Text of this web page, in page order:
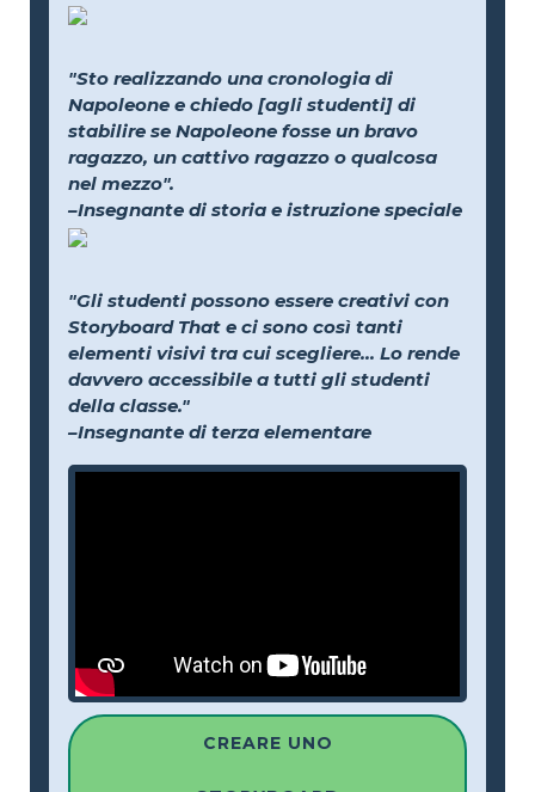
"Sto realizzando una cronologia di
Napoleone e chiedo [agli studenti] di
stabilire se Napoleone fosse un bravo
ragazzo, un cattivo ragazzo o qualcosa
nel mezzo".
–Insegnante di storia e istruzione speciale
"Gli studenti possono essere creativi con
Storyboard That e ci sono così tanti
elementi visivi tra cui scegliere... Lo rende
davvero accessibile a tutti gli studenti
della classe."
–Insegnante di terza elementare
CREARE UNO